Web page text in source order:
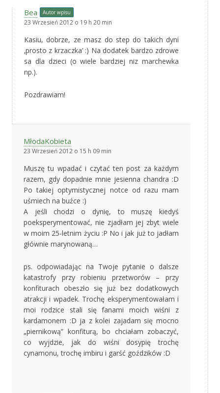
Bea Autor wpisu
23 Wrzesień 2012 o 19 h 20 min
Kasiu, dobrze, ze masz do step do takich dyni
‚prosto z krzaczka’ :) Na dodatek bardzo zdrowe
sa dla dzieci (o wiele bardziej niz marchewka
np.).
Pozdrawiam!
MłodaKobieta
23 Wrzesień 2012 o 15 h 09 min
Muszę tu wpadać i czytać ten post za każdym
razem, gdy dopadnie mnie jesienna chandra :D
Po takiej optymistycznej notce od razu mam
uśmiech na buźce :)
A jeśli chodzi o dynię, to muszę kiedyś
poeksperymentować, nie zjadłam jej zbyt wiele
w moim 25-letnim życiu :P No i jak już to jadłam
głównie marynowaną…
ps. odpowiadając na Twoje pytanie o dalsze
katastrofy przy robieniu przetworów – przy
konfiturach obeszło się już bez dodatkowych
atrakcji i wpadek. Trochę eksperymentowałam i
moi rodzice stali się fanami moich wiśni z
kardamonem :D ja z kolei zajadam się mocno
„piernikową” konfiturą, bo chciałam zobaczyć,
co wyjdzie, jak do wiśni dosypię trochę
cynamonu, trochę imbiru i garść goździków :D